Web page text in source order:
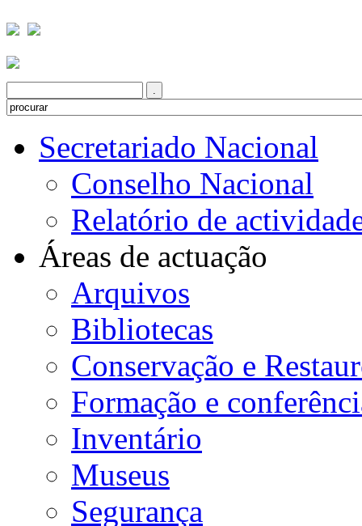
Secretariado Nacional
Conselho Nacional
Relatório de
Áreas de actuação
Arquivos
Bibliotecas
Conservação e
Formação e
Inventário
Museus
Segurança